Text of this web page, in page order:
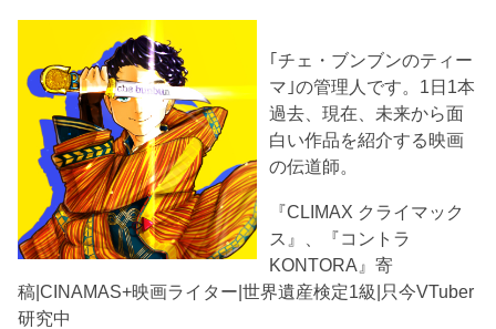
｢チェ・ブンブンのティー
マ｣の管理人です。1日1本
過去、現在、未来から面
白い作品を紹介する映画
の伝道師。
『CLIMAX クライマック
ス』、『コントラ
KONTORA』寄
稿|CINAMAS+映画ライター|世界遺産検定1級|只今VTuber
研究中